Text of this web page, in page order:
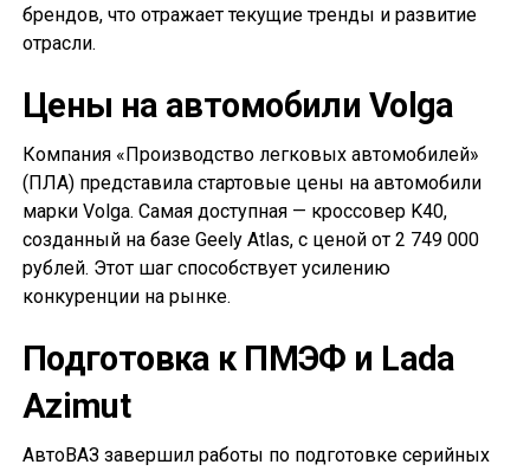
брендов, что отражает текущие тренды и развитие
отрасли.
Цены на автомобили Volga
Компания «Производство легковых автомобилей»
(ПЛА) представила стартовые цены на автомобили
марки Volga. Самая доступная — кроссовер K40,
созданный на базе Geely Atlas, с ценой от 2 749 000
рублей. Этот шаг способствует усилению
конкуренции на рынке.
Подготовка к ПМЭФ и Lada
Azimut
АвтоВАЗ завершил работы по подготовке серийных